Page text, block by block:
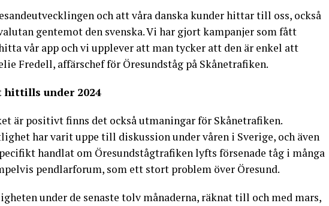
och att våra danska kunder hittar till oss, också
gentemot den svenska. Vi har gjort kampanjer som fått
vår app och vi upplever att man tycker att den är enkel att
Fredell, affärschef för Öresundståg på Skånetrafiken.
hittills under 2024
är positivt finns det också utmaningar för Skånetrafiken.
har varit uppe till diskussion under våren i Sverige, och även
handlat om Öresundstågtrafiken lyfts försenade tåg i många
pendlarforum, som ett stort problem över Öresund.
under de senaste tolv månaderna, räknat till och med mars,